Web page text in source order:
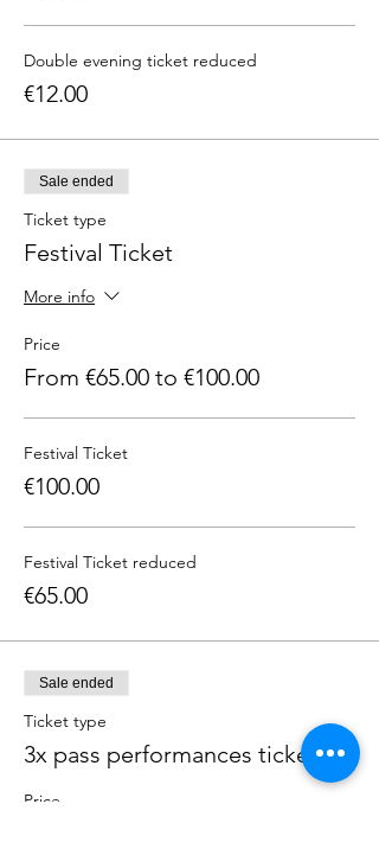
Double evening ticket reduced
€12.00
Sale ended
Ticket type
Festival Ticket
More info
Price
From €65.00 to €100.00
Festival Ticket
€100.00
Festival Ticket reduced
€65.00
Sale ended
Ticket type
3x pass performances ticket
Price